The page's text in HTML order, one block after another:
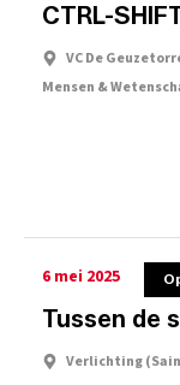
CTRL-
VC De
Mensen &
6 mei 2025
Tussen de
Verlichting